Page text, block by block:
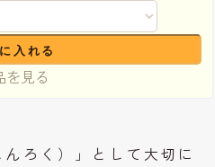
を見る
ろく）」として大切に